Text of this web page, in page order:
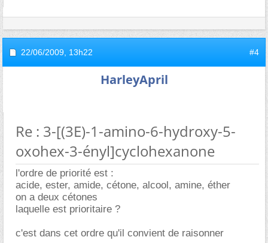
22/06/2009, 13h22 #4
HarleyApril
Re : 3-[(3E)-1-amino-6-hydroxy-5-
oxohex-3-ényl]cyclohexanone
l'ordre de priorité est :
acide, ester, amide, cétone, alcool, amine, éther
on a deux cétones
laquelle est prioritaire ?
c'est dans cet ordre qu'il convient de raisonner